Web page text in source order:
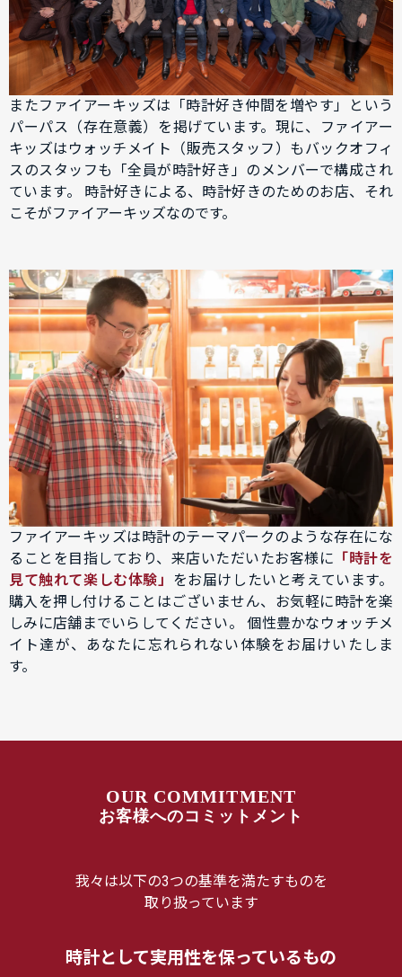
またファイアーキッズは 「時計好き仲間を増やす」
という
パーパス（存在意義）を掲げています。現に、ファイアー
キッズはウォッチメイト（販売スタッフ）もバックオフィ
スのスタッフも「全員が時計好き」のメンバーで構成され
ています。 時計好きによる、時計好きのためのお店、それ
こそがファイアーキッズなのです。
ファイアーキッズは時計のテーマパークのような存在にな
ることを目指しており、来店いただいたお客様に 「時計を
見て触れて楽しむ体験」 をお届けしたいと考えています。
購入を押し付けることはございません、お気軽に時計を楽
しみに店舗までいらしてください。 個性豊かなウォッチメ
イト達が、あなたに忘れられない体験をお届けいたしま
す。
OUR COMMITMENT
お客様へのコミットメント
我々は以下の3つの基準を満たすものを
取り扱っています
時計として実用性を保っているもの